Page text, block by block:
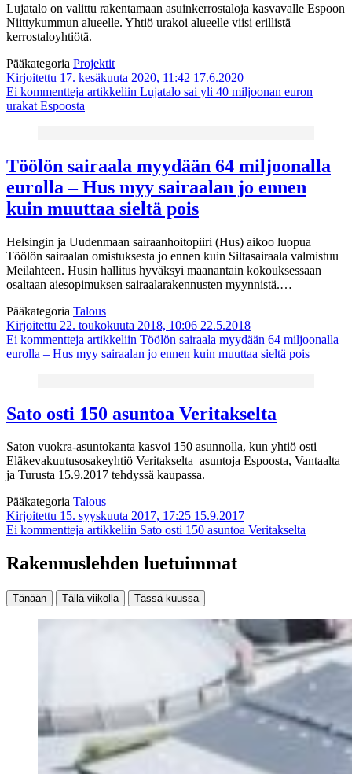
Lujatalo on valittu rakentamaan asuinkerrostaloja kasvavalle Espoon
Niittykummun alueelle. Yhtiö urakoi alueelle viisi erillistä
kerrostaloyhtiötä.
Pääkategoria Projektit
Kirjoitettu 17. kesäkuuta 2020, 11:42 17.6.2020
Ei kommentteja artikkeliin Lujatalo sai yli 40 miljoonan euron
urakat Espoosta
Töölön sairaala myydään 64 miljoonalla
eurolla – Hus myy sairaalan jo ennen
kuin muuttaa sieltä pois
Helsingin ja Uudenmaan sairaanhoitopiiri (Hus) aikoo luopua
Töölön sairaalan omistuksesta jo ennen kuin Siltasairaala valmistuu
Meilahteen. Husin hallitus hyväksyi maanantain kokouksessaan
osaltaan aiesopimuksen sairaalarakennusten myynnistä.…
Pääkategoria Talous
Kirjoitettu 22. toukokuuta 2018, 10:06 22.5.2018
Ei kommentteja artikkeliin Töölön sairaala myydään 64 miljoonalla
eurolla – Hus myy sairaalan jo ennen kuin muuttaa sieltä pois
Sato osti 150 asuntoa Veritakselta
Saton vuokra-asuntokanta kasvoi 150 asunnolla, kun yhtiö osti
Eläkevakuutusosakeyhtiö Veritakselta asuntoja Espoosta, Vantaalta
ja Turusta 15.9.2017 tehdyssä kaupassa.
Pääkategoria Talous
Kirjoitettu 15. syyskuuta 2017, 17:25 15.9.2017
Ei kommentteja artikkeliin Sato osti 150 asuntoa Veritakselta
Rakennuslehden luetuimmat
Tänään Tällä viikolla Tässä kuussa